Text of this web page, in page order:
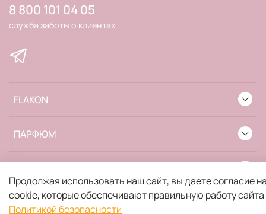
FLAKON
ПАРФЮМ
8 800 101 04 05
служба заботы о клиентах
Продолжая использовать наш сайт, вы даете согласие
cookie, которые обеспечивают правильную работу
Политикой безопасности